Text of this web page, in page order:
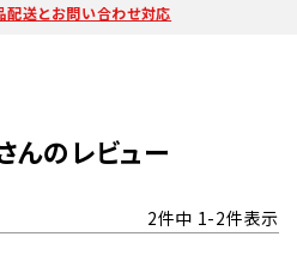
配送とお問い合わせ対応
んのレビュー
2件中 1-2件表示